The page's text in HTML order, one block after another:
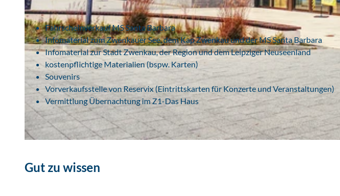
Fahrscheinverkauf MS Santa Barbara
Infomaterial zum Zwenkauer See, dem Kap Zwenkau und der MS Santa Barbara
Infomaterial zur Stadt Zwenkau, der Region und dem Leipziger Neuseenland
kostenpflichtige Materialien (bspw. Karten)
Souvenirs
Vorverkaufsstelle von Reservix (Eintrittskarten für Konzerte und Veranstaltungen)
Vermittlung Übernachtung im Z1-Das Haus
Gut zu wissen